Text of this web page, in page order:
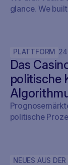
glance. We
PLATTFORM 24
Das
politische
politische
NEUES AUS DER